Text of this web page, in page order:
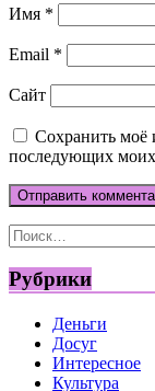
Имя *
Email *
Сайт
Сохранить моё
последующих
Найти:
Рубрики
Деньги
Досуг
Интересное
Культура